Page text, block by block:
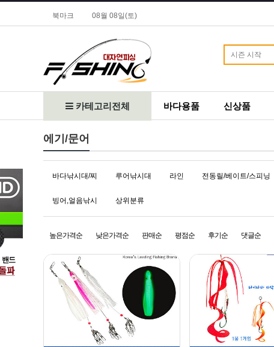
북마크 08월 08일(토)
카테고리전체 바다용품 신상품
에기/문어
바다낚시대/찌 루어낚시대 라인 전동릴/베이트/스피닝
빙어,얼음낚시 상위분류
높은가격순 낮은가격순 판매순 평점순 후기순 댓글순